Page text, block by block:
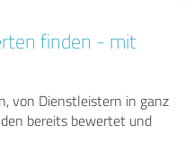
finden - mit
von Dienstleistern in ganz
bereits bewertet und